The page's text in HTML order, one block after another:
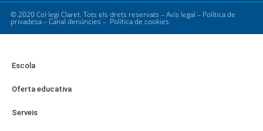
© 2020 Col·legi Claret. Tots els drets reservats –Avís legal – Política de
privadesa–Canal denúncies – Política de cookies
Escola
Oferta educativa
Serveis